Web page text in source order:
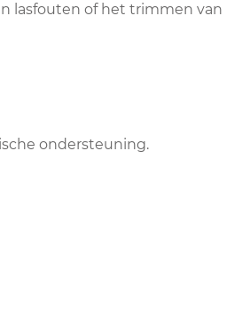
lasfouten of het trimmen van
ondersteuning.